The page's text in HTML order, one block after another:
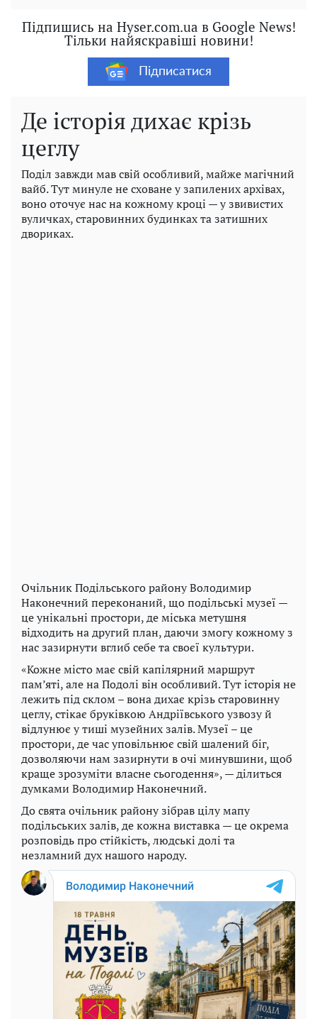
Підпишись на Hyser.com.ua в Google News!
Тільки найяскравіші новини!
Підписатися
Де історія дихає крізь
цеглу
Поділ завжди мав свій особливий, майже магічний
вайб. Тут минуле не сховане у запилених архівах,
воно оточує нас на кожному кроці — у звивистих
вуличках, старовинних будинках та затишних
двориках.
Очільник Подільського району Володимир
Наконечний переконаний, що подільські музеї —
це унікальні простори, де міська метушня
відходить на другий план, даючи змогу кожному з
нас зазирнути вглиб себе та своєї культури.
«Кожне місто має свій капілярний маршрут
пам’яті, але на Подолі він особливий. Тут історія не
лежить під склом – вона дихає крізь старовинну
цеглу, стікає бруківкою Андріївського узвозу й
відлунює у тиші музейних залів. Музеї – це
простори, де час уповільнює свій шалений біг,
дозволяючи нам зазирнути в очі минувшини, щоб
краще зрозуміти власне сьогодення», — ділиться
думками Володимир Наконечний.
До свята очільник району зібрав цілу мапу
подільських залів, де кожна виставка — це окрема
розповідь про стійкість, людські долі та
незламний дух нашого народу.